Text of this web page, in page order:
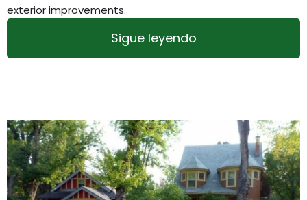
exterior improvements.
Sigue leyendo